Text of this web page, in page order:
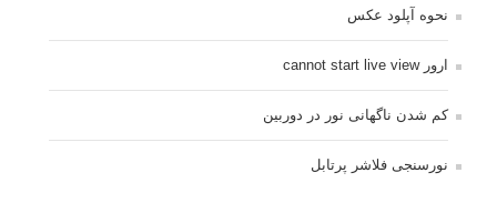
نحوه آپلود عکس
ارور cannot start live view
کم شدن ناگهانی نور در دوربین
نورسنجی فلاشر پرتابل